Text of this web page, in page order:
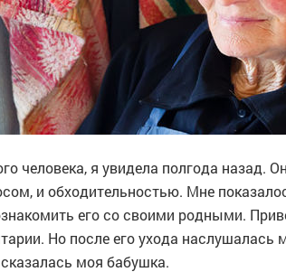
человека, я увидела полгода назад.
и обходительностью. Мне
его со своими родными.
Но после его ухода наслушалась
моя бабушка.